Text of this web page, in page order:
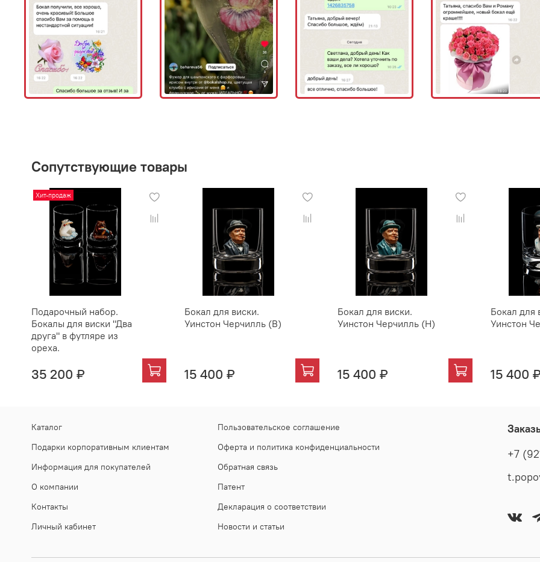
Сопутствующие товары
Хит-продаж
Подарочный набор.
Бокалы для виски "Два
друга" в футляре из
ореха.
35 200 ₽
Бокал для виски.
Уинстон Черчилль (В)
15 400 ₽
Бокал для виски.
Уинстон Черчилль (Н)
15 400 ₽
Бокал для
Уинстон
15 400
Каталог
Подарки корпоративным клиентам
Информация для покупателей
О компании
Контакты
Личный кабинет
Пользовательское соглашение
Оферта и политика конфиденциальности
Обратная связь
Патент
Декларация о соответствии
Новости и статьи
+7